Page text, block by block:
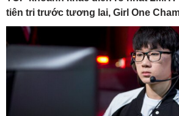
tiên tri trước tương lai, Girl One